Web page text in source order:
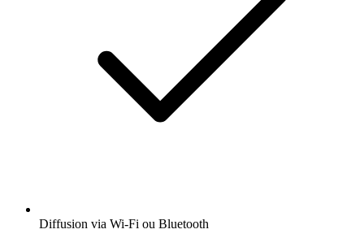
Diffusion via Wi-Fi ou Bluetooth